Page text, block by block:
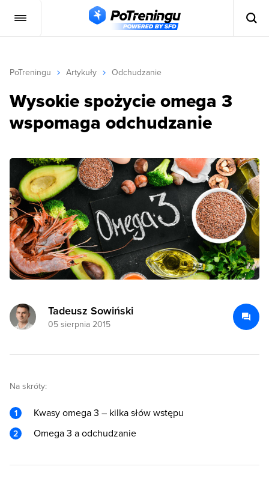
PoTreningu Artykuły Odchudzanie
Wysokie spożycie omega 3
wspomaga odchudzanie
Tadeusz Sowiński
05 sierpnia 2015
Na skróty:
Kwasy omega 3 – kilka słów wstępu
Omega 3 a odchudzanie